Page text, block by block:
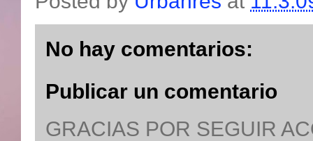
No hay comentarios:
Publicar un comentario
GRACIAS POR SEGUIR